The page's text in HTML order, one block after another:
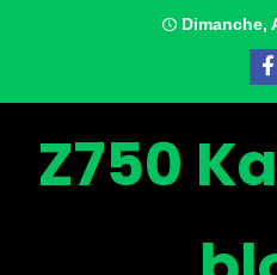
Dimanche,
Z750